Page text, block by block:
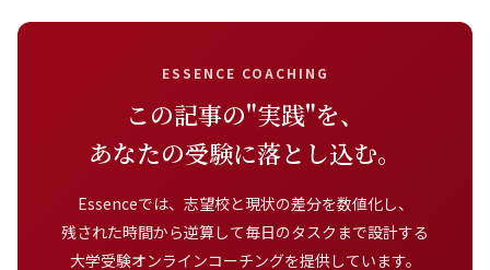
ESSENCE COACHING
この記事の"実践"を、
あなたの受験に落とし込む。
Essenceでは、志望校と現状の差分を数値化し、
残された時間から逆算して毎日のタスクまで設計する
大学受験オンラインコーチングを提供しています。